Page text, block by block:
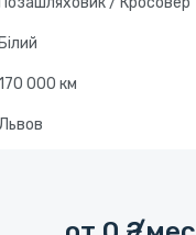
Білий
000 км